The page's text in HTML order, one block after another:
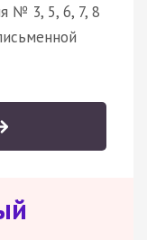
№ 3, 5, 6, 7, 8